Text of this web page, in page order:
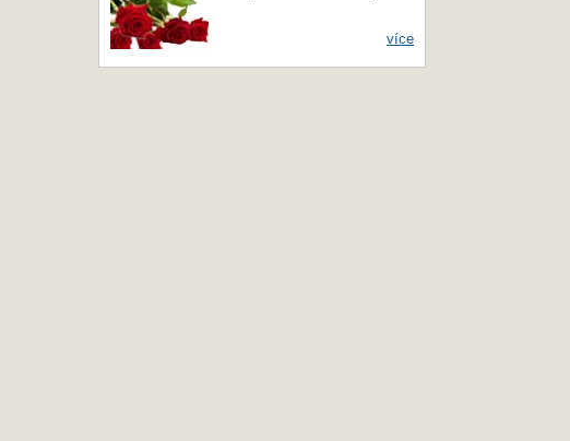
více